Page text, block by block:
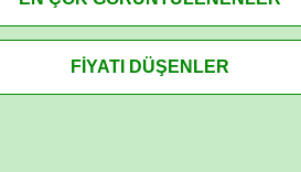
FİYATI DÜŞENLER